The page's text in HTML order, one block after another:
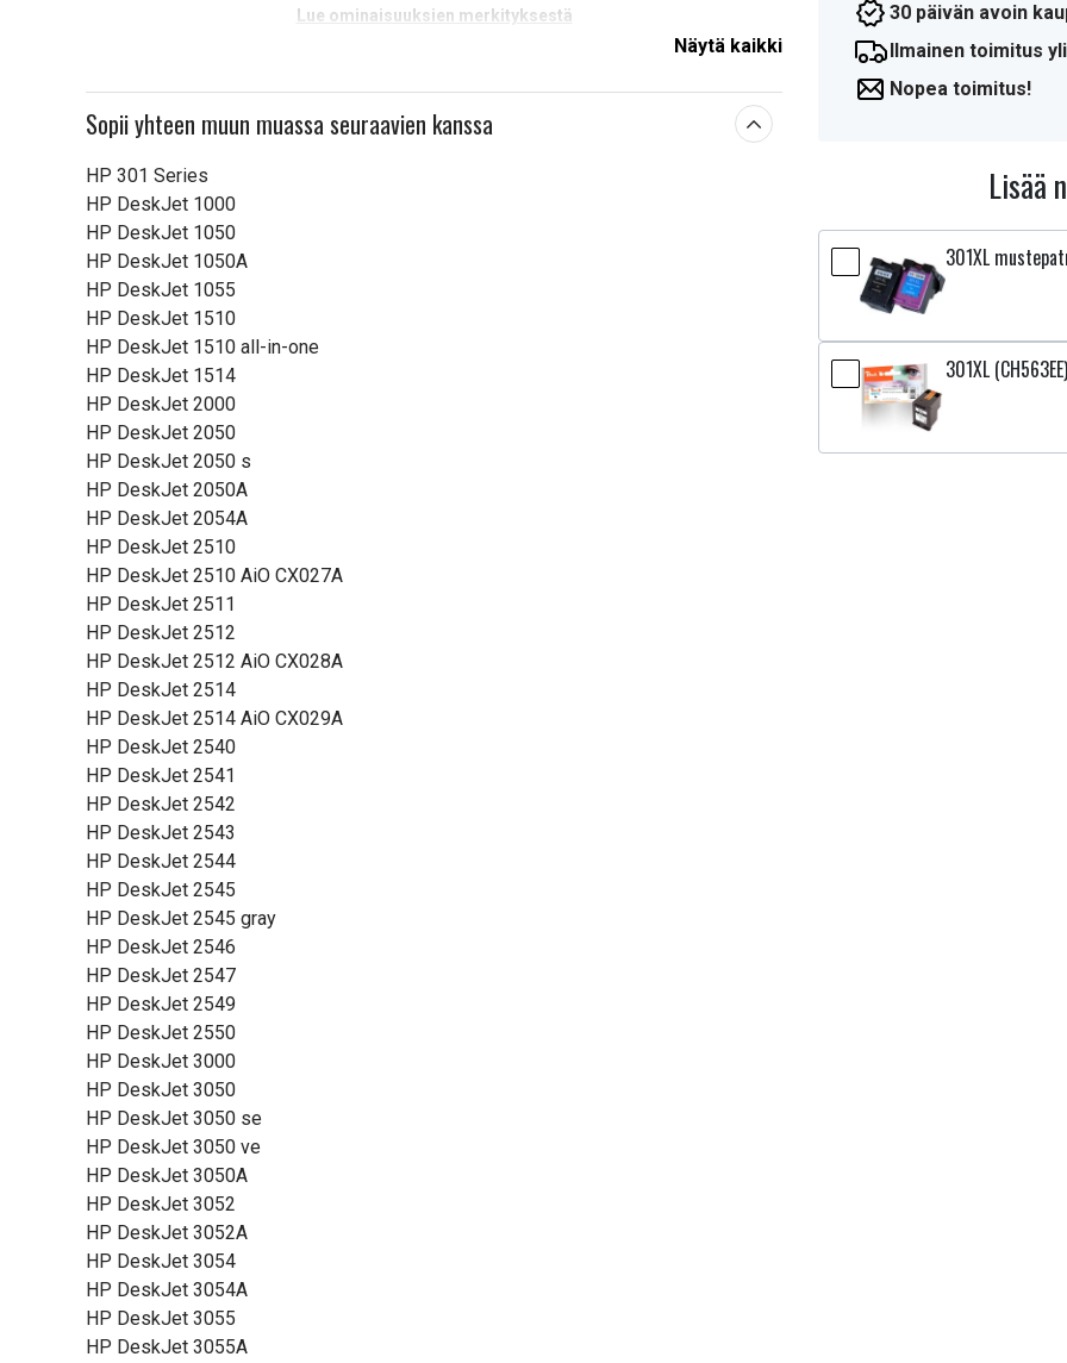
Lue ominaisuuksien merkityksestä
Näytä kaikki
Sopii yhteen muun muassa seuraavien kanssa
HP 301 Series
HP DeskJet 1000
HP DeskJet 1050
HP DeskJet 1050A
HP DeskJet 1055
HP DeskJet 1510
HP DeskJet 1510 all-in-one
HP DeskJet 1514
HP DeskJet 2000
HP DeskJet 2050
HP DeskJet 2050 s
HP DeskJet 2050A
HP DeskJet 2054A
HP DeskJet 2510
HP DeskJet 2510 AiO CX027A
HP DeskJet 2511
HP DeskJet 2512
HP DeskJet 2512 AiO CX028A
HP DeskJet 2514
HP DeskJet 2514 AiO CX029A
HP DeskJet 2540
HP DeskJet 2541
HP DeskJet 2542
HP DeskJet 2543
HP DeskJet 2544
HP DeskJet 2545
HP DeskJet 2545 gray
HP DeskJet 2546
HP DeskJet 2547
HP DeskJet 2549
HP DeskJet 2550
HP DeskJet 3000
HP DeskJet 3050
HP DeskJet 3050 se
HP DeskJet 3050 ve
HP DeskJet 3050A
HP DeskJet 3052
HP DeskJet 3052A
HP DeskJet 3054
HP DeskJet 3054A
HP DeskJet 3055
HP DeskJet 3055A
30 päivän avoin
Ilmainen toimitus
Nopea toimitus!
Lisää
301XL
301XL